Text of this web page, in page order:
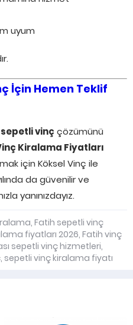
uyum
İçin Hemen Teklif
sepetli vinççözümünü
Kiralama Fiyatları
için Köksel Vinç ile
da güvenilir ve
yanınızdayız.
, Fatih sepetli vinç
fiyatları 2026, Fatih vinç
sepetli vinç hizmetleri,
, sepetli vinç kiralama fiyatı